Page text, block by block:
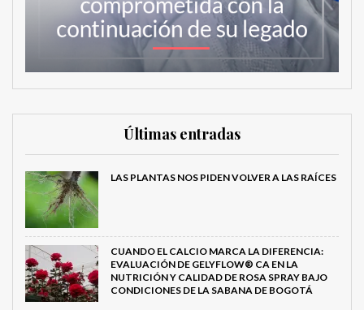
Últimas entradas
LAS PLANTAS NOS PIDEN VOLVER A LAS RAÍCES
CUANDO EL CALCIO MARCA LA DIFERENCIA:
EVALUACIÓN DE GELYFLOW® CA EN LA
NUTRICIÓN Y CALIDAD DE ROSA SPRAY BAJO
CONDICIONES DE LA SABANA DE BOGOTÁ